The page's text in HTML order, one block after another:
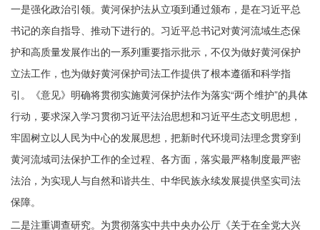
一是强化政治引领。黄河保护法从立项到通过颁布，是在习近平总
书记的亲自指导、推动下进行的。习近平总书记对黄河流域生态保
护和高质量发展作出的一系列重要指示批示，不仅为做好黄河保护
立法工作，也为做好黄河保护司法工作提供了根本遵循和科学指
引。《意见》明确将贯彻实施黄河保护法作为落实“两个维护”的具体
行动，要求深入学习贯彻习近平法治思想和习近平生态文明思想，
牢固树立以人民为中心的发展思想，把新时代环境司法理念贯穿到
黄河流域司法保护工作的全过程、各方面，落实最严格制度最严密
法治，为实现人与自然和谐共生、中华民族永续发展提供坚实司法
保障。
二是注重调查研究。为贯彻落实中共中央办公厅《关于在全党大兴